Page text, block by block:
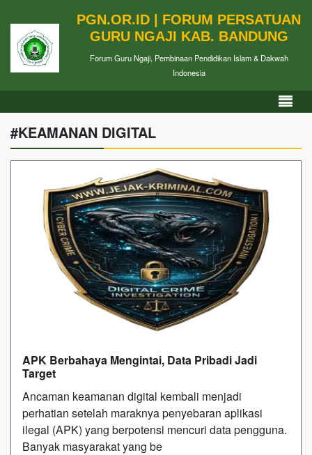
PGN.OR.ID | FORUM PERSATUAN
GURU NGAJI KAB. BANDUNG
Forum Guru Ngaji, Pembinaan Pendidikan Islam & Dakwah
Indonesia
#KEAMANAN DIGITAL
APK Berbahaya Mengintai, Data Pribadi Jadi
Target
Ancaman keamanan digital kembali menjadi
perhatian setelah maraknya penyebaran aplikasi
ilegal (APK) yang berpotensi mencuri data pengguna.
Banyak masyarakat yang be